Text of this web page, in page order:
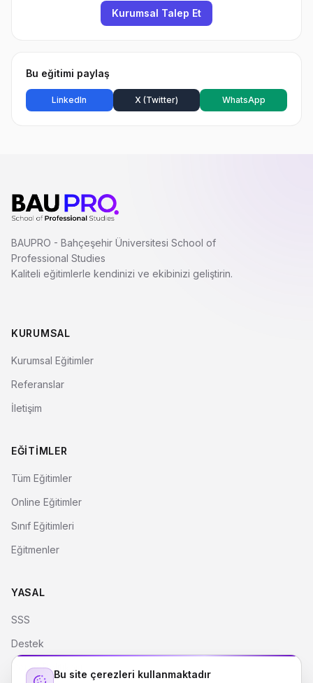
Kurumsal Talep Et
Bu eğitimi paylaş
LinkedIn X (Twitter) WhatsApp
BAUPRO - Bahçeşehir Üniversitesi School of
Professional Studies
Kaliteli eğitimlerle kendinizi ve ekibinizi geliştirin.
KURUMSAL
Kurumsal Eğitimler
Referanslar
İletişim
EĞITIMLER
Tüm Eğitimler
Online Eğitimler
Sınıf Eğitimleri
Eğitmenler
YASAL
SSS
Destek
Çerez Politikası
Bu site çerezleri kullanmaktadır